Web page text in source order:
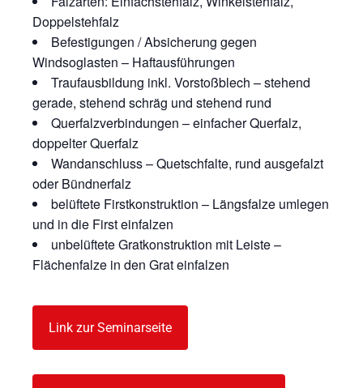
Doppelstehfalz
Befestigungen / Absicherung gegen
Windsoglasten – Haftausführungen
Traufausbildung inkl. Vorstoßblech – stehend
gerade, stehend schräg und stehend rund
Querfalzverbindungen – einfacher Querfalz,
doppelter Querfalz
Wandanschluss – Quetschfalte, rund ausgefalzt
oder Bündnerfalz
belüftete Firstkonstruktion – Längsfalze umlegen
und in die First einfalzen
unbelüftete Gratkonstruktion mit Leiste –
Flächenfalze in den Grat einfalzen
Link zur Seminarseite